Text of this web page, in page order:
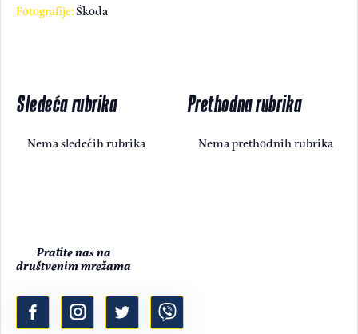
Fotografije:Škoda
Sledeća rubrika
Nema sledećih rubrika
Prethodna rubrika
Nema prethodnih rubrika
Pratite nas na
društvenim mrežama